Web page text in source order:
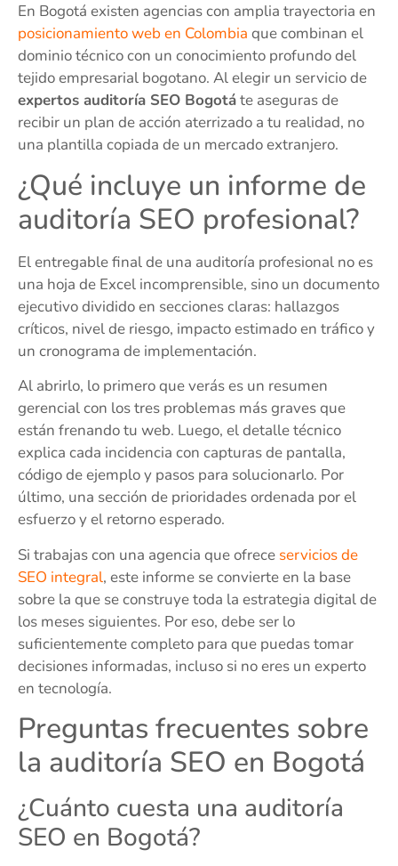
En Bogotá existen agencias con amplia trayectoria en
posicionamiento web en Colombia que combinan el
dominio técnico con un conocimiento profundo del
tejido empresarial bogotano. Al elegir un servicio de
expertos auditoría SEO Bogotáte aseguras de
recibir un plan de acción aterrizado a tu realidad, no
una plantilla copiada de un mercado extranjero.
¿Qué incluye un informe de
auditoría SEO profesional?
El entregable final de una auditoría profesional no es
una hoja de Excel incomprensible, sino un documento
ejecutivo dividido en secciones claras: hallazgos
críticos, nivel de riesgo, impacto estimado en tráfico y
un cronograma de implementación.
Al abrirlo, lo primero que verás es un resumen
gerencial con los tres problemas más graves que
están frenando tu web. Luego, el detalle técnico
explica cada incidencia con capturas de pantalla,
código de ejemplo y pasos para solucionarlo. Por
último, una sección de prioridades ordenada por el
esfuerzo y el retorno esperado.
Si trabajas con una agencia que ofrece servicios de
SEO integral, este informe se convierte en la base
sobre la que se construye toda la estrategia digital de
los meses siguientes. Por eso, debe ser lo
suficientemente completo para que puedas tomar
decisiones informadas, incluso si no eres un experto
en tecnología.
Preguntas frecuentes sobre
la auditoría SEO en Bogotá
¿Cuánto cuesta una auditoría
SEO en Bogotá?